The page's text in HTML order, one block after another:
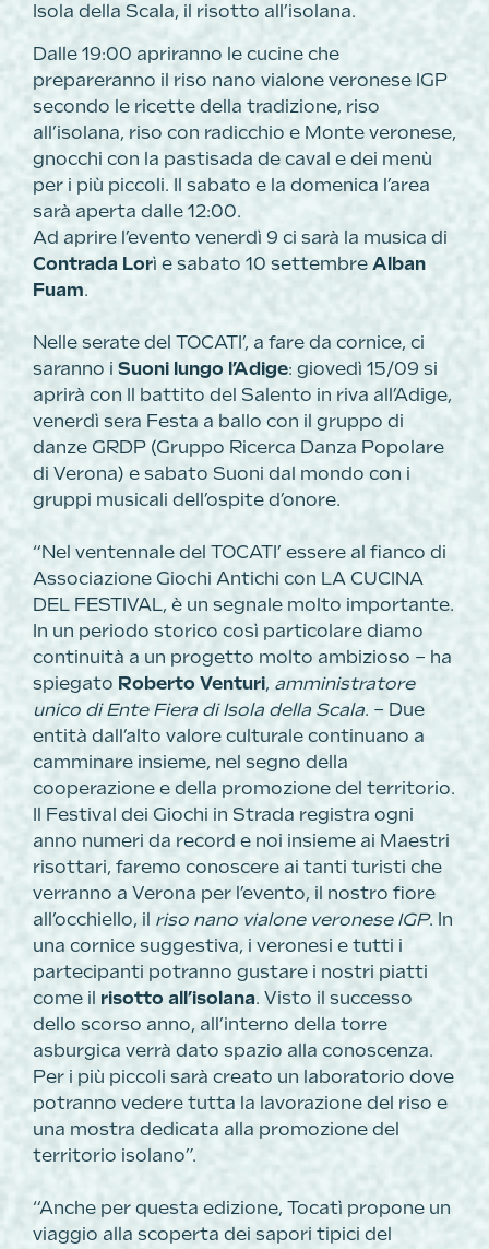
Isola della Scala, il risotto all’isolana.
Dalle 19:00 apriranno le cucine che
prepareranno il riso nano vialone veronese IGP
secondo le ricette della tradizione, riso
all’isolana, riso con radicchio e Monte veronese,
gnocchi con la pastisada de caval e dei menù
per i più piccoli. Il sabato e la domenica l’area
sarà aperta dalle 12:00.
Ad aprire l’evento venerdì 9 ci sarà la musica di
Contrada Lorì e sabato 10 settembre Alban
Fuam.
Nelle serate del TOCATI’, a fare da cornice, ci
saranno i Suoni lungo l’Adige: giovedì 15/09 si
aprirà con Il battito del Salento in riva all’Adige,
venerdì sera Festa a ballo con il gruppo di
danze GRDP (Gruppo Ricerca Danza Popolare
di Verona) e sabato Suoni dal mondo con i
gruppi musicali dell’ospite d’onore.
“Nel ventennale del TOCATI’ essere al fianco di
Associazione Giochi Antichi con LA CUCINA
DEL FESTIVAL, è un segnale molto importante.
In un periodo storico così particolare diamo
continuità a un progetto molto ambizioso – ha
spiegato Roberto Venturi, amministratore
unico di Ente Fiera di Isola della Scala. – Due
entità dall’alto valore culturale continuano a
camminare insieme, nel segno della
cooperazione e della promozione del territorio.
Il Festival dei Giochi in Strada registra ogni
anno numeri da record e noi insieme ai Maestri
risottari, faremo conoscere ai tanti turisti che
verranno a Verona per l’evento, il nostro fiore
all’occhiello, il riso nano vialone veronese IGP. In
una cornice suggestiva, i veronesi e tutti i
partecipanti potranno gustare i nostri piatti
come il risotto all’isolana. Visto il successo
dello scorso anno, all’interno della torre
asburgica verrà dato spazio alla conoscenza.
Per i più piccoli sarà creato un laboratorio dove
potranno vedere tutta la lavorazione del riso e
una mostra dedicata alla promozione del
territorio isolano”.
“Anche per questa edizione, Tocatì propone un
viaggio alla scoperta dei sapori tipici del